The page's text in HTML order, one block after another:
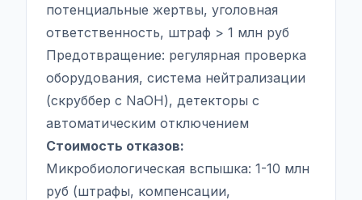
потенциальные жертвы, уголовная
ответственность, штраф > 1 млн руб
Предотвращение: регулярная проверка
оборудования, система нейтрализации
(скруббер с NaOH), детекторы с
автоматическим отключением
Стоимость отказов:
Микробиологическая вспышка: 1-10 млн
руб (штрафы, компенсации,